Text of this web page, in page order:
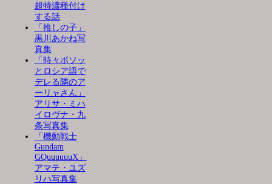
超特濃種付け
する話
「推しの子」
黒川あかね写
真集
「時々ボソッ
とロシア語で
デレる隣のア
ーリャさん」
アリサ・ミハ
イロヴナ・九
条写真集
「機動戦士
Gundam
GQuuuuuuX」
アマテ・ユズ
リハ写真集